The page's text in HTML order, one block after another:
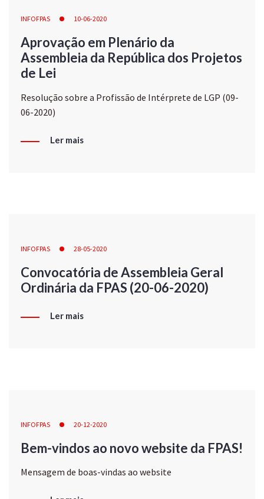
INFOFPAS 10-06-2020
Aprovação em Plenário da
Assembleia da República dos Projetos
de Lei
Resolução sobre a Profissão de Intérprete de LGP (09-
06-2020)
Ler mais
INFOFPAS 28-05-2020
Convocatória de Assembleia Geral
Ordinária da FPAS (20-06-2020)
Ler mais
INFOFPAS 20-12-2020
Bem-vindos ao novo website da FPAS!
Mensagem de boas-vindas ao website